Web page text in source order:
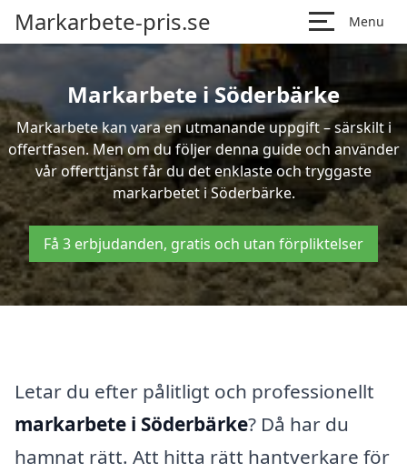
Markarbete-pris.se Menu
Markarbete i Söderbärke
Markarbete kan vara en utmanande uppgift – särskilt i
offertfasen. Men om du följer denna guide och använder
vår offerttjänst får du det enklaste och tryggaste
markarbetet i Söderbärke.
Få 3 erbjudanden, gratis och utan förpliktelser
Letar du efter pålitligt och professionellt
markarbete i Söderbärke? Då har du
hamnat rätt. Att hitta rätt hantverkare för